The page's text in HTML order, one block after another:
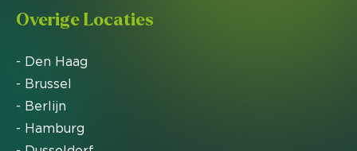
Overige Locaties
- Den Haag
- Brussel
- Berlijn
- Hamburg